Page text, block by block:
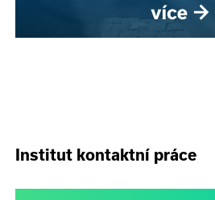
Institut kontaktní práce